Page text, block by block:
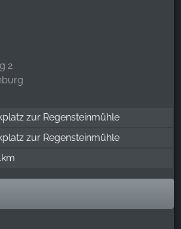
2
zur Regensteinmühle
zur Regensteinmühle